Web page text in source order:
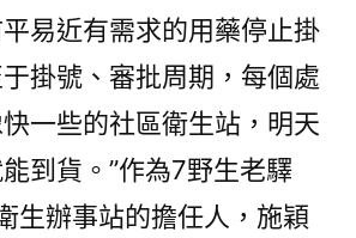
易近有需求的用藥停止掛
掛號、審批周期，每個處
一些的社區衛生站，明天
到貨。”作為7野生老驛
生辦事站的擔任人，施穎